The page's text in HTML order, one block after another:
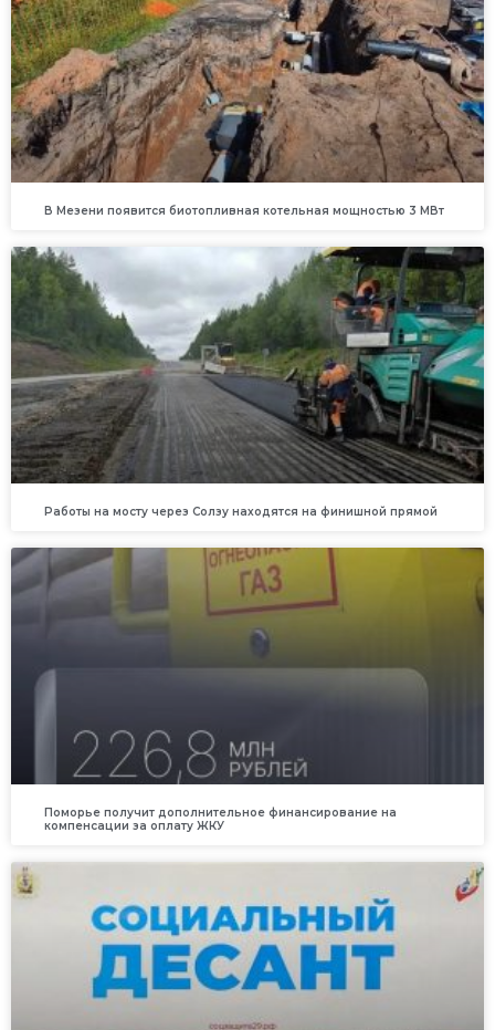
В Мезени появится биотопливная котельная мощностью 3 МВт
Работы на мосту через Солзу находятся на финишной прямой
Поморье получит дополнительное финансирование на
компенсации за оплату ЖКУ